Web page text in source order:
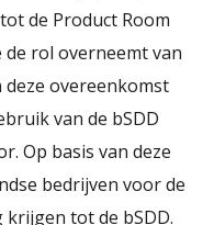
de Product Room
rol overneemt van
deze overeenkomst
van de bSDD
Op basis van deze
bedrijven voor de
tot de bSDD.